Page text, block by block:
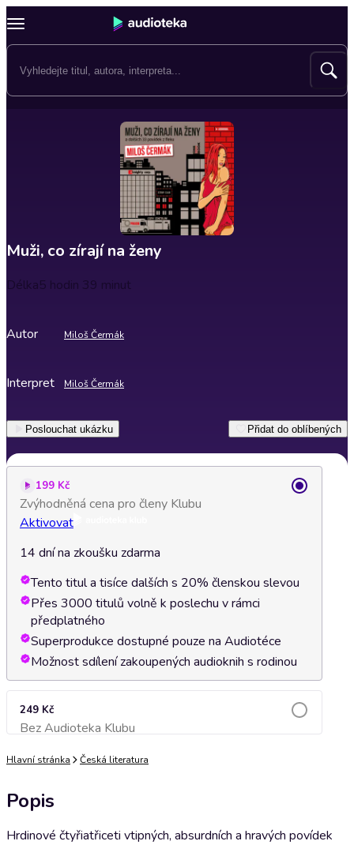
Muži, co zírají na ženy
Délka5 hodin 39 minut
Autor Miloš Čermák
Interpret Miloš Čermák
Poslouchat ukázku Přidat do oblíbených
199 Kč
Zvýhodněná cena pro členy Klubu
Aktivovat
14 dní na zkoušku zdarma
Tento titul a tisíce dalších s 20% členskou slevou
Přes 3000 titulů volně k poslechu v rámci
předplatného
Superprodukce dostupné pouze na Audiotéce
Možnost sdílení zakoupených audioknih s rodinou
249 Kč
Bez Audioteka KlubuPřidat do košíku
Hlavní stránka Česká literatura
Popis
Hrdinové čtyřiatřiceti vtipných, absurdních a hravých povídek